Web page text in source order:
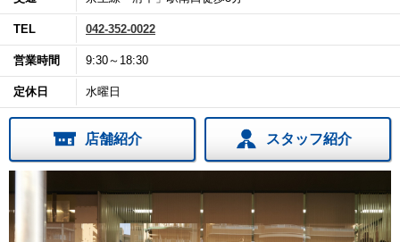
TEL 042-352-0022
営業時間 9:30～18:30
定休日 水曜日
店舗紹介 スタッフ紹介